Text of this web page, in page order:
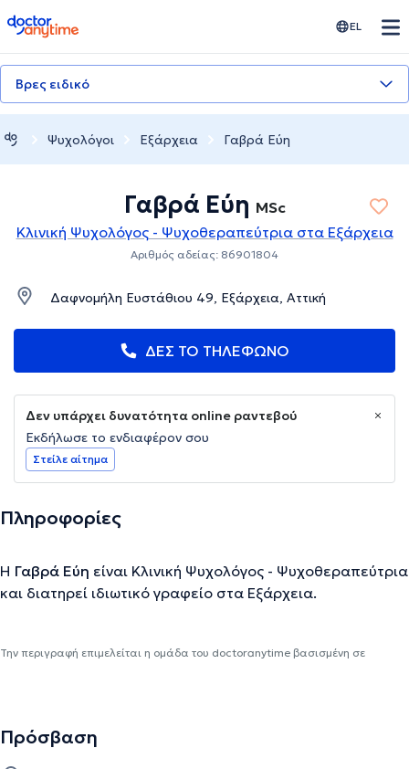
doctoranytime EL
Βρες ειδικό
Ψυχολόγοι Εξάρχεια Γαβρά Εύη
Γαβρά Εύη MSc
Κλινική Ψυχολόγος - Ψυχοθεραπεύτρια στα Εξάρχεια
Αριθμός αδείας: 86901804
Δαφνομήλη Ευστάθιου 49, Εξάρχεια, Αττική
ΔΕΣ ΤΟ ΤΗΛΕΦΩΝΟ
Δεν υπάρχει δυνατότητα online ραντεβού
Εκδήλωσε το ενδιαφέρον σου
Στείλε αίτημα
Πληροφορίες
Η Γαβρά Εύη είναι Κλινική Ψυχολόγος - Ψυχοθεραπεύτρια
και διατηρεί ιδιωτικό γραφείο στα Εξάρχεια.
Την περιγραφή επιμελείται η ομάδα του doctoranytime βασισμένη σε
Πρόσβαση